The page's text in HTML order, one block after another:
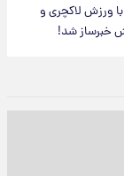
ورزش لاکچری و
شد!